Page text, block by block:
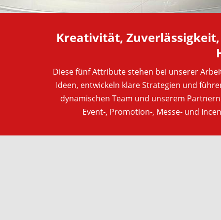
Kreativität,
Diese fünf Attribute stehen bei unserer
Ideen, entwickeln klare Strategien und
dynamischen Team und unserem
Event-, Promotion-, Messe- und